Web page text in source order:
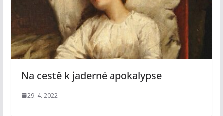
Na cestě k jaderné apokalypse
29. 4. 2022